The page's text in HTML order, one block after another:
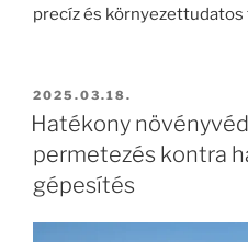
precíz és
BEKÜLDVE:
2025.03.18.
Hatékony
permetezés kontra
gépesítés